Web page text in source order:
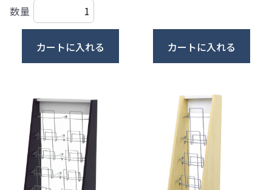
数量
カートに入れる カートに入れる